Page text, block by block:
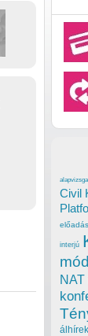
alapvizsga
Civil
előadás
interjú
NAT
álhírek